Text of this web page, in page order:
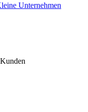
Unternehmen